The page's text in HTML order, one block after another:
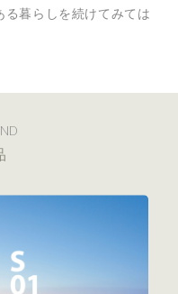
暮らしを続けてみては